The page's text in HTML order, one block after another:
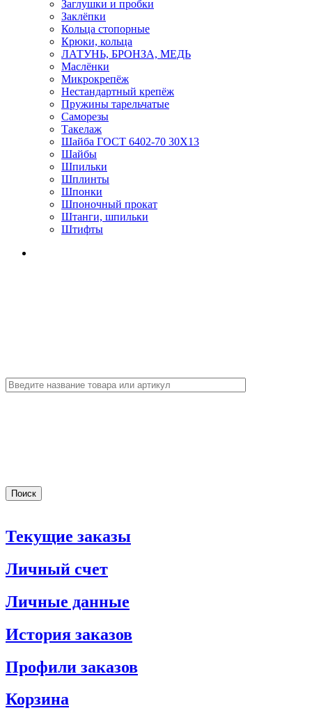
Заглушки и пробки
Заклёпки
Кольца стопорные
Крюки, кольца
ЛАТУНЬ, БРОНЗА, МЕДЬ
Маслёнки
Микрокрепёж
Нестандартный крепёж
Пружины тарельчатые
Саморезы
Такелаж
Шайба ГОСТ 6402-70 30Х13
Шайбы
Шпильки
Шплинты
Шпонки
Шпоночный прокат
Штанги, шпильки
Штифты
Текущие заказы
Личный счет
Личные данные
История заказов
Профили заказов
Корзина